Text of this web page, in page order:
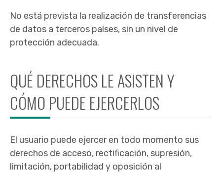
No está prevista la realización de transferencias
de datos a terceros países, sin un nivel de
protección adecuada.
QUÉ DERECHOS LE ASISTEN Y
CÓMO PUEDE EJERCERLOS
El usuario puede ejercer en todo momento sus
derechos de acceso, rectificación, supresión,
limitación, portabilidad y oposición al